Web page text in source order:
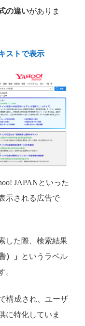
の違いがありま
ストで表示
JAPANといった
示される広告で
した際、検索結果
）」
というラベル
。
構成され、ユーザ
に特化していま